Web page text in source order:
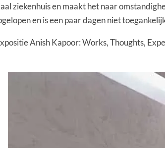
ziekenhuis en maakt het naar
en is een paar dagen niet
Anish Kapoor: Works, Thoughts,